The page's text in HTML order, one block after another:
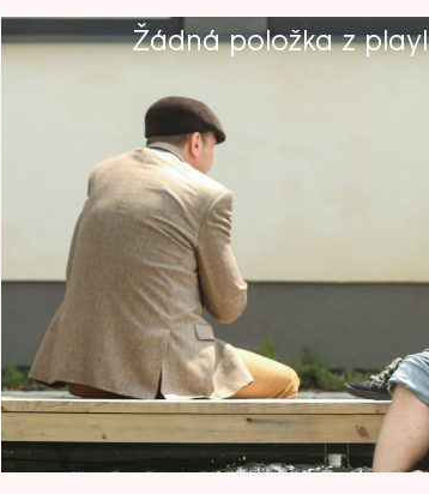
Žádná položka z
Natáčení a lehký humor postav
zkrátka přinese hodně veselé
chvíli, kdy Vlček mapuje poslední